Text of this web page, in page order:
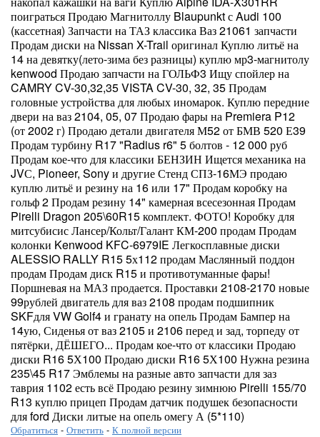
поиграться Продаю Магнитоллу Blaupunkt с Audi 100
(кассетная) Запчасти на ТАЗ классика Ваз 21061 запчасти
Продам диски на Nissan X-Trail оригинал Куплю литьё на
14 на девятку(лето-зима без разницы) куплю мр3-магнитолу
kenwood Продаю запчасти на ГОЛЬФ3 Ищу спойлер на
CAMRY CV-30,32,35 VISTA CV-30, 32, 35 Продам
головные устройства для любых иномарок. Куплю передние
двери на ваз 2104, 05, 07 Продаю фары на Premiera P12
(от 2002 г) Продаю детали двигателя М52 от БМВ 520 Е39
Продам турбину R17 "Radius r6" 5 болтов - 12 000 руб
Продам кое-что для классики БЕНЗИН Ищется механика на
JVС, Pioneer, Sony и другие Стенд СПЗ-16МЭ продаю
куплю литьё и резину на 16 или 17" Продам коробку на
гольф 2 Продам резину 14" камерная всесезонная Продам
Pirelli Dragon 205\60R15 комплект. ФОТО! Коробку для
митсубисис Лансер/Кольт/Галант КМ-200 продам Продам
колонки Kenwood KFC-6979IE Легкосплавные диски
ALESSIO RALLY R15 5х112 продам Маслянный поддон
продам Продам диск R15 и противотуманные фары!
Поршневая на МАЗ продается. Проставки 2108-2170 новые
99рублей двигатель для ваз 2108 продам подшипник
SKFдля VW Golf4 и гранату на опель Продам Бампер на
14ую, Сиденья от ваз 2105 и 2106 перед и зад, торпеду от
пятёрки, ДЁШЕГО... Продам кое-что от классики Продаю
диски R16 5Х100 Продаю диски R16 5Х100 Нужна резина
235\45 R17 Эмблемы на разные авто запчасти для заз
таврия 1102 есть всё Продаю резину зимнюю Pirelli 155/70
R13 куплю прицеп Продам датчик подушек безопасности
для ford Диски литые на опель омегу А (5*110)
Обратиться - Ответить - К полной версии